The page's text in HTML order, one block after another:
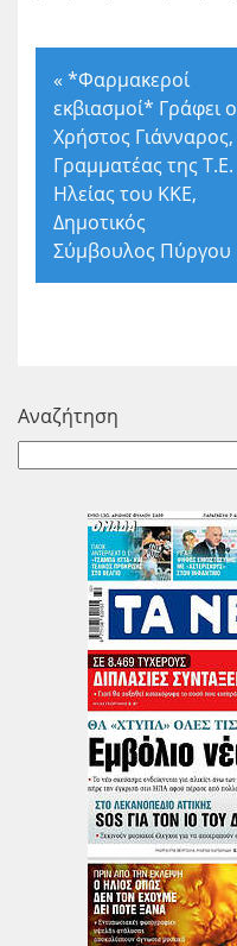
« *Φαρμακεροί
εκβιασμοί* Γράφει ο
Χρήστος Γιάνναρος,
Γραμματέας της Τ.Ε.
Ηλείας του ΚΚΕ,
Δημοτικός
Σύμβουλος Πύργου
Αναζήτηση